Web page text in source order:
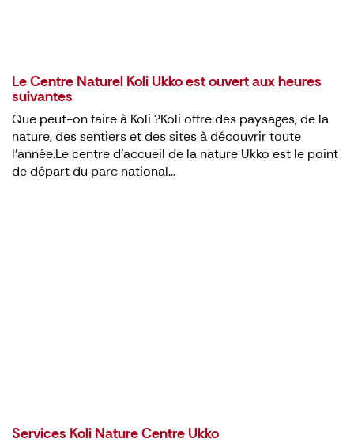
Le Centre Naturel Koli Ukko est ouvert aux heures
suivantes
Que peut-on faire à Koli ?Koli offre des paysages, de la
nature, des sentiers et des sites à découvrir toute
l’année.Le centre d’accueil de la nature Ukko est le point
de départ du parc national...
Services Koli Nature Centre Ukko